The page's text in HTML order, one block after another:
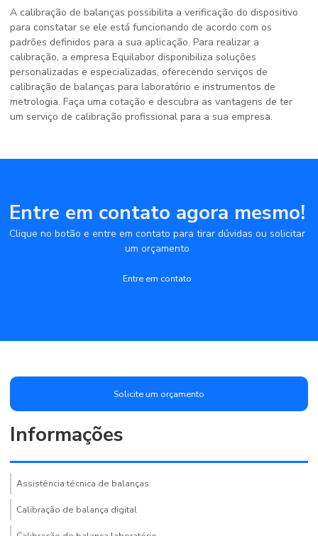
A calibração de balanças possibilita a verificação do dispositivo
para constatar se ele está funcionando de acordo com os
padrões definidos para a sua aplicação. Para realizar a
calibração, a empresa Equilabor disponibiliza soluções
personalizadas e especializadas, oferecendo serviços de
calibração de balanças para laboratório e instrumentos de
metrologia. Faça uma cotação e descubra as vantagens de ter
um serviço de calibração profissional para a sua empresa.
Entre em contato agora mesmo!
Clique no botão e entre em contato para tirar dúvidas ou solicitar
um orçamento
Entre em contato
Solicite um orçamento
Informações
Assistência técnica de balanças
Calibração de balança digital